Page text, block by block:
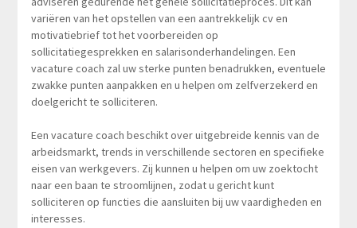
variëren van het opstellen van een aantrekkelijk cv en
motivatiebrief tot het voorbereiden op
sollicitatiegesprekken en salarisonderhandelingen. Een
vacature coach zal uw sterke punten benadrukken, eventuele
zwakke punten aanpakken en u helpen om zelfverzekerd en
doelgericht te solliciteren.
Een vacature coach beschikt over uitgebreide kennis van de
arbeidsmarkt, trends in verschillende sectoren en specifieke
eisen van werkgevers. Zij kunnen u helpen om uw zoektocht
naar een baan te stroomlijnen, zodat u gericht kunt
solliciteren op functies die aansluiten bij uw vaardigheden en
interesses.